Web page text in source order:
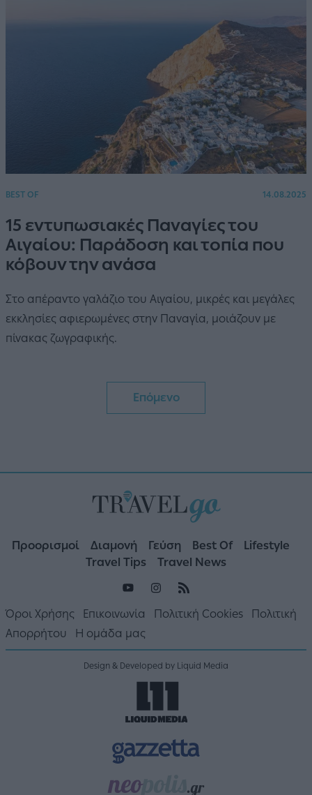
BEST OF 14.08.2025
15 εντυπωσιακές Παναγίες του
Αιγαίου: Παράδοση και τοπία που
κόβουν την ανάσα
Στο απέραντο γαλάζιο του Αιγαίου, μικρές και μεγάλες
εκκλησίες αφιερωμένες στην Παναγία, μοιάζουν με
πίνακας ζωγραφικής.
Επόμενο
Προορισμοί Διαμονή Γεύση Best Of
Lifestyle
Travel Tips
Travel News
Όροι Χρήσης Επικοινωνία Πολιτική Cookies
Πολιτική
Απορρήτου
Η ομάδα μας
Design & Developed by Liquid Media